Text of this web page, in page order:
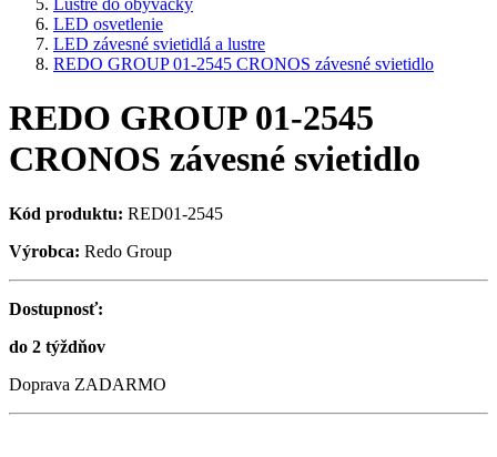
Lustre do obývačky
LED osvetlenie
LED závesné svietidlá a lustre
REDO GROUP 01-2545 CRONOS závesné svietidlo
REDO GROUP 01-2545
CRONOS závesné svietidlo
Kód produktu: RED01-2545
Výrobca: Redo Group
Dostupnosť:
do 2 týždňov
Doprava ZADARMO